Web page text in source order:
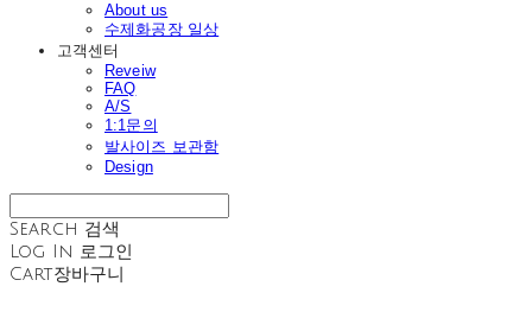
About us
수제화공장 일상
고객센터
Reveiw
FAQ
A/S
1:1문의
발사이즈 보관함
Design
Search 검색
Log In 로그인
Cart장바구니